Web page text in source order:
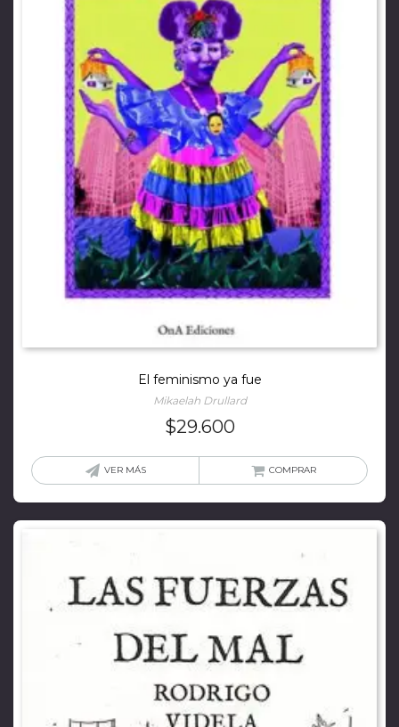
El feminismo ya fue
Mikaelah Drullard
$29.600
VER MÁS COMPRAR